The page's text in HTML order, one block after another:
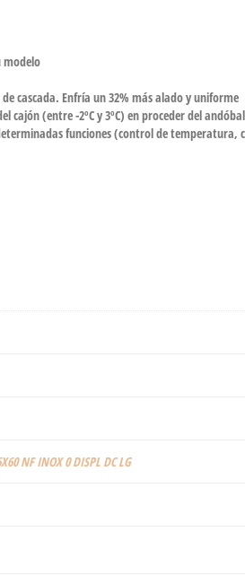
modelo
cascada. Enfría un 32% más alado y uniforme
cajón (entre -2ºC y 3ºC) en proceder del
funciones (control de temperatura,
NF INOX 0 DISPL DC LG